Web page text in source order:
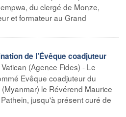
du clergé de Monze,
et formateur au Grand
de l’Évêque coadjuteur
(Agence Fides) - Le
Evêque coadjuteur du
le Révérend Maurice
jusqu'à présent curé de